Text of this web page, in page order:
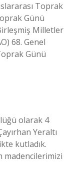
Toprak
Günü
Milletler
68. Genel
Günü
olarak 4
Yeraltı
kutladık.
madencilerimizi